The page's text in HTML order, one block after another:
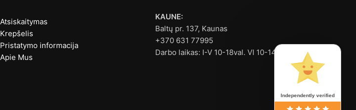
Atsiskaitymas
Krepšelis
Pristatymo informacija
Apie Mus
KAUNE:
Baltų pr. 137, Kaunas
+370 631 77995
Darbo laikas: I-V 10-18val. VI 10-14val.
Independently verified